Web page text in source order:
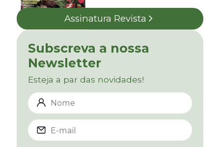
Assinatura Revista
Subscreva a nossa
Newsletter
Esteja a par das novidades!